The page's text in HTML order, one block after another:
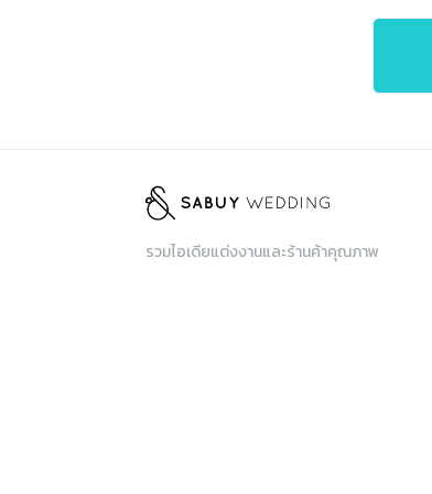
รวมไอเดียแต่งงานและร้านค้าคุณภาพ